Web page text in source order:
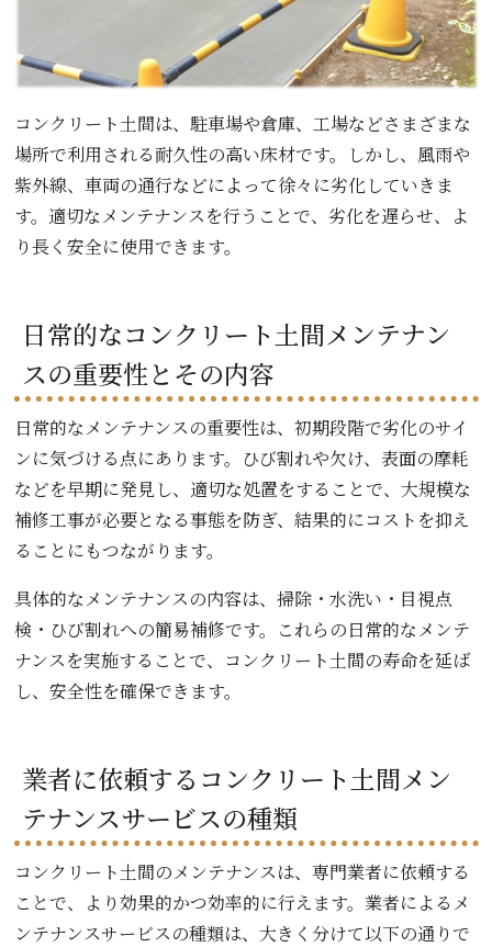
コンクリート土間は、駐車場や倉庫、工場などさまざまな
場所で利用される耐久性の高い床材です。しかし、風雨や
紫外線、車両の通行などによって徐々に劣化していきま
す。適切なメンテナンスを行うことで、劣化を遅らせ、よ
り長く安全に使用できます。
日常的なコンクリート土間メンテナン
スの重要性とその内容
日常的なメンテナンスの重要性は、初期段階で劣化のサイ
ンに気づける点にあります。ひび割れや欠け、表面の摩耗
などを早期に発見し、適切な処置をすることで、大規模な
補修工事が必要となる事態を防ぎ、結果的にコストを抑え
ることにもつながります。
具体的なメンテナンスの内容は、掃除・水洗い・目視点
検・ひび割れへの簡易補修です。これらの日常的なメンテ
ナンスを実施することで、コンクリート土間の寿命を延ば
し、安全性を確保できます。
業者に依頼するコンクリート土間メン
テナンスサービスの種類
コンクリート土間のメンテナンスは、専門業者に依頼する
ことで、より効果的かつ効率的に行えます。業者によるメ
ンテナンスサービスの種類は、大きく分けて以下の通りで